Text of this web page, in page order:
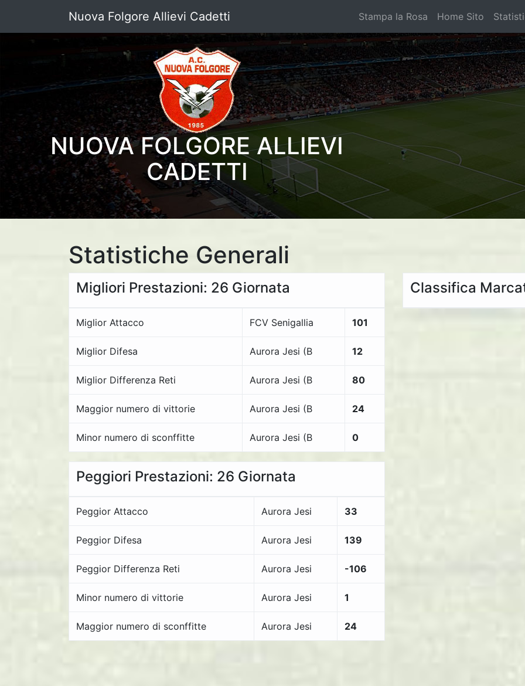
Nuova Folgore Allievi Cadetti Stampa la Rosa Home Sito
NUOVA FOLGORE ALLIEVI
CADETTI
Statistiche Generali
Migliori Prestazioni: 26 Giornata
Miglior Attacco FCV Senigallia 101
Miglior Difesa Aurora Jesi (B 12
Miglior Differenza Reti Aurora Jesi (B 80
Maggior numero di vittorie Aurora Jesi (B 24
Minor numero di sconffitte Aurora Jesi (B 0
Peggiori Prestazioni: 26 Giornata
Peggior Attacco Aurora Jesi 33
Peggior Difesa Aurora Jesi 139
Peggior Differenza Reti Aurora Jesi -106
Minor numero di vittorie Aurora Jesi 1
Maggior numero di sconffitte Aurora Jesi 24
Classifica